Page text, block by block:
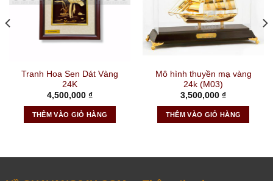
Tranh Hoa Sen Dát Vàng
24K
4,500,000 ₫
THÊM VÀO GIỎ HÀNG
Mô hình thuyền mạ vàng
24k (M03)
3,500,000 ₫
THÊM VÀO GIỎ HÀNG